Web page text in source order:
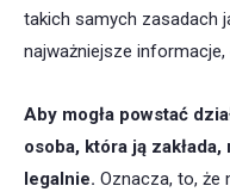
takich samych zasadach
najważniejsze
Aby mogła powstać
osoba, która ją
legalnie. Oznacza, to, że